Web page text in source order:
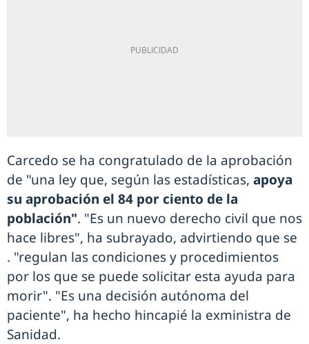
Carcedo se ha congratulado de la aprobación
de "una ley que, según las estadísticas, apoya
su aprobación el 84 por ciento de la
población". "Es un nuevo derecho civil que nos
hace libres", ha subrayado, advirtiendo que se
. "regulan las condiciones y procedimientos
por los que se puede solicitar esta ayuda para
morir". "Es una decisión autónoma del
paciente", ha hecho hincapié la exministra de
Sanidad.